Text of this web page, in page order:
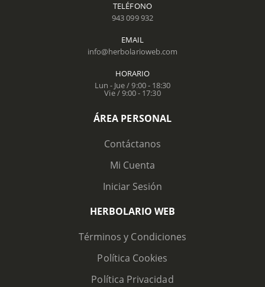
TELÉFONO
943 099 932
EMAIL
info@herbolarioweb.com
HORARIO
Lun - Jue / 9:00 - 18:30
Vie / 9:00 - 17:30
ÁREA PERSONAL
Contáctanos
Mi Cuenta
Iniciar Sesión
HERBOLARIO WEB
Términos y Condiciones
Política Cookies
Política Privacidad